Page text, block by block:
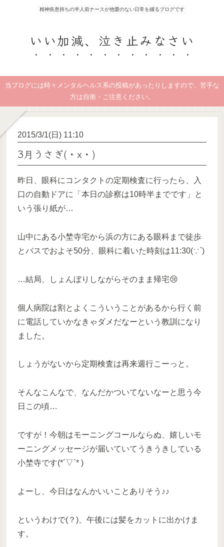
精神疾患持ちの半人前ナースが他愛のない日常を綴るブログです
いい加減、泣き止みなさい
当ブログには時々メンタルヘルス系の投稿があったりしますので、苦手な
方は自衛・ご注意ください。
2015/3/1(日) 11:10
3月うさぎ(・x・)
昨日、眼科にコンタクトの定期検査に行ったら、入
口の自動ドアに「本日の診察は10時半までです」と
いう張り紙が…
山中にある小埜寺宅から浜の方にある眼科まで徒歩
とバスでおよそ50分、眼科に着いた時刻は11:30(∵`)
…結局、しょんぼりしながらそのまま帰宅😢
個人病院は割とよくこういうことがあるから行く前
に電話していかなきゃダメだなーという教訓になり
ました。
しょうがないから定期検査は再来週行こーっと。
そんなこんなで、なんだかついてないなーと思う今
日この頃…
ですが！今朝はモーニングコールならぬ、嬉しいモ
ーニングメッセージが届いていてうきうきしている
小埜寺です(*´▽`* )
よーし、今日はなんかいいことありそう♪♪
というわけで(？)、午後には髪をカットに出かけま
す。